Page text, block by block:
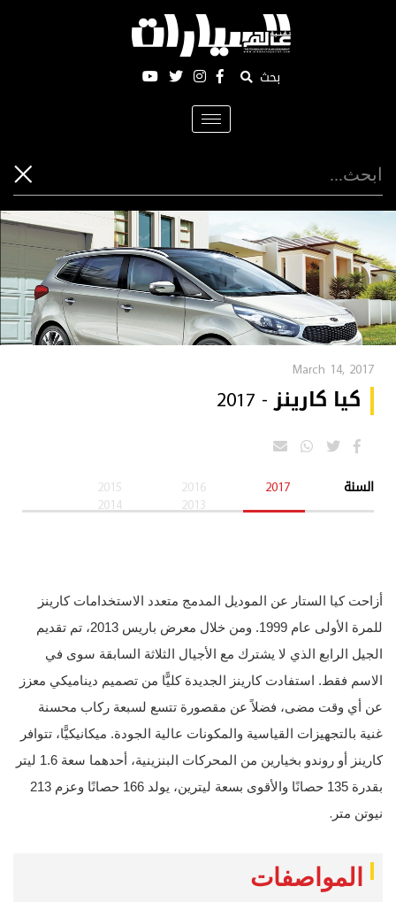
بحث
Toggle
navigation
March 14, 2017
كيا كارينز - 2017
السنة 2017
2016
2015
2013
2014
أزاحت كيا الستار عن الموديل المدمج متعدد الاستخدامات كارينز
للمرة الأولى عام 1999. ومن خلال معرض باريس 2013، تم تقديم
الجيل الرابع الذي لا يشترك مع الأجيال الثلاثة السابقة سوى في
الاسم فقط. استفادت كارينز الجديدة كليًّا من تصميم ديناميكي معزز
عن أي وقت مضى، فضلاً عن مقصورة تتسع لسبعة ركاب محسنة
غنية بالتجهيزات القياسية والمكونات عالية الجودة. ميكانيكيًّا، تتوافر
كارينز أو روندو بخيارين من المحركات البنزينية، أحدهما سعة 1.6 ليتر
بقدرة 135 حصانًا والأقوى بسعة ليترين، يولد 166 حصانًا وعزم 213
نيوتن متر .
المواصفات